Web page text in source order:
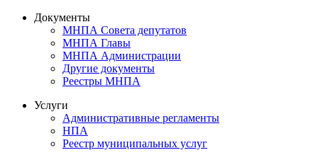
Документы
МНПА Совета депутатов
МНПА Главы
МНПА Администрации
Другие документы
Реестры МНПА
Услуги
Административные регламенты
НПА
Реестр муниципальных услуг